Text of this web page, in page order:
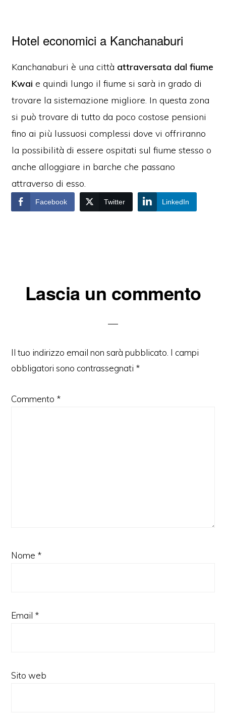
Hotel economici a Kanchanaburi
Kanchanaburi è una città attraversata dal fiume
Kwaie quindi lungo il fiume si sarà in grado di
trovare la sistemazione migliore. In questa zona
si può trovare di tutto da poco costose pensioni
fino ai più lussuosi complessi dove vi offriranno
la possibilità di essere ospitati sul fiume stesso o
anche alloggiare in barche che passano
attraverso di esso.
Facebook Twitter LinkedIn
Interazioni
Lascia un commento
Il tuo indirizzo email non sarà pubblicato. I campi
obbligatori sono contrassegnati *
Commento *
Nome *
Email *
Sito web